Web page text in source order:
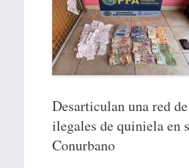
Desarticulan una red
ilegales de quiniela en
Conurbano